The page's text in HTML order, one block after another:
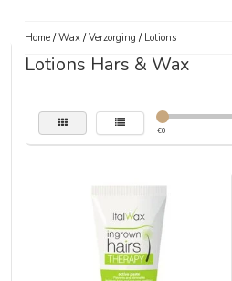
Home/Wax/Verzorging / Lotions
Lotions Hars & Wax
€0